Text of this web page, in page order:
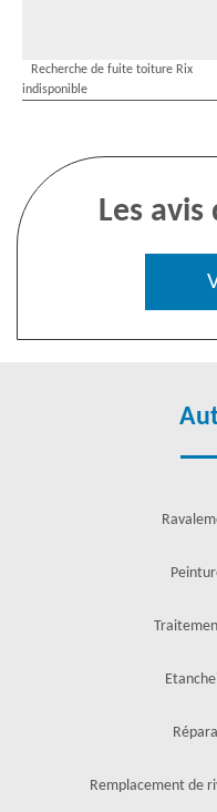
Recherche de fuite toiture Rix
indisponible
Les avis
Remplacement de